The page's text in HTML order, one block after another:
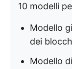
10 modelli
Modello
dei
Modello